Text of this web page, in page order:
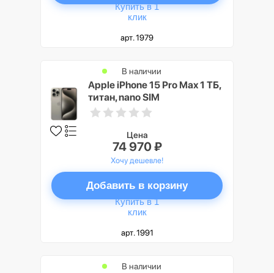
Купить в 1
клик
арт. 1979
Apple iPhone 15 Pro Max 1 ТБ,
титан, nano SIM
В наличии
Цена
74 970 ₽
Хочу дешевле!
Добавить в корзину
Купить в 1
клик
арт. 1991
В наличии